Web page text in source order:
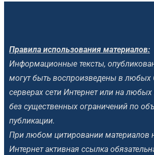
Правила использования материалов:
Информационные тексты,
могут быть воспроизведены в
серверах сети Интернет или на
без существенных ограничений по
публикации.
При любом цитировании материалов
Интернет активная ссылка